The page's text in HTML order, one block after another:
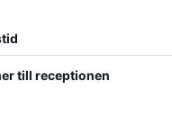
till receptionen